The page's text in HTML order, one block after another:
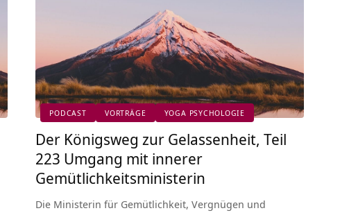
PODCAST VORTRÄGE YOGA PSYCHOLOGIE
Der Königsweg zur Gelassenheit, Teil
223 Umgang mit innerer
Gemütlichkeitsministerin
Die Ministerin für Gemütlichkeit, Vergnügen und